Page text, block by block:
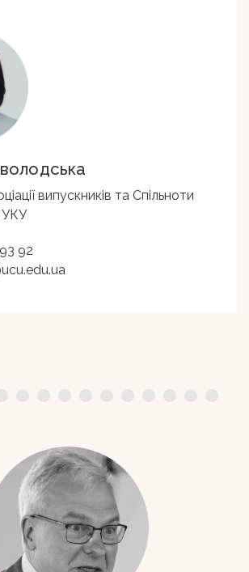
випускників та Спільноти
УКУ
92